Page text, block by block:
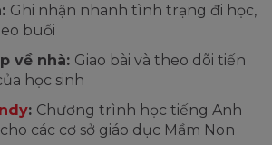
Ghi nhận nhanh tình trạng đi học,
buổi
về nhà: Giao bài và theo dõi tiến
học sinh
: Chương trình học tiếng Anh
các cơ sở giáo dục Mầm Non